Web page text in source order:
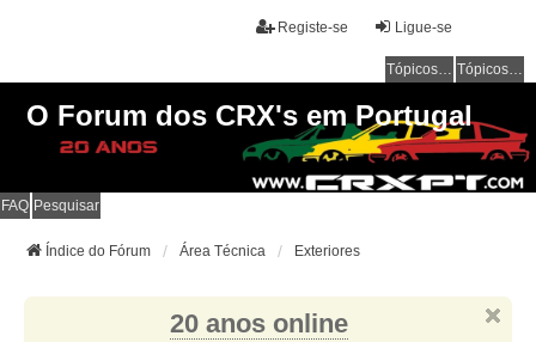
Ligue-se
Registe-se
Tópicos sem resposta Tópicos ativos
O Forum dos CRX's em Portugal
FAQ Pesquisar
Índice do Fórum Área Técnica Exteriores
20 anos online